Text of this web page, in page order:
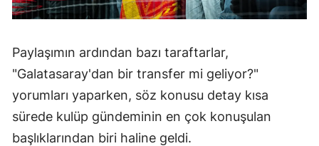
Paylaşımın ardından bazı taraftarlar,
"Galatasaray'dan bir transfer mi geliyor?"
yorumları yaparken, söz konusu detay kısa
sürede kulüp gündeminin en çok konuşulan
başlıklarından biri haline geldi.